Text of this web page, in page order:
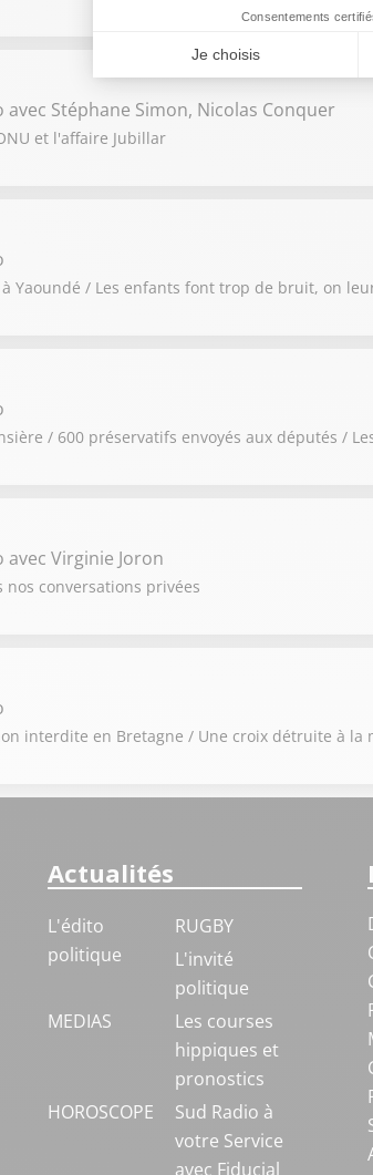
avec Stéphane Simon, Nicolas Conquer
et l'affaire Jubillar
à Yaoundé / Les enfants font trop de bruit, on
/ 600 préservatifs envoyés aux députés /
avec Virginie Joron
nos conversations privées
interdite en Bretagne / Une croix détruite à la
Actualités
L'édito
politique
RUGBY
L'invité
politique
MEDIAS
Les courses
hippiques et
pronostics
HOROSCOPE
Sud Radio à
votre Service
avec Fiducial